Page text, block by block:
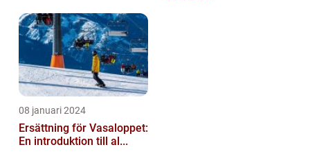
08 januari 2024
Ersättning för Vasaloppet:
En introduktion till al...